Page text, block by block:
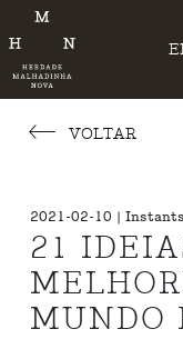
VOLTAR
2021-02-10 |
21
MUNDO